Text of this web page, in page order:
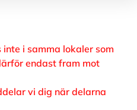
i samma lokaler som
endast fram mot
vi dig när delarna